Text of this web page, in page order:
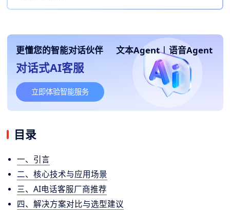
更懂您的智能对话伙伴 文本Agent | 语音Agent
对话式AI客服
立即体验智能服务
目录
一、引言
二、核心技术与应用场景
三、AI电话客服厂商推荐
四、解决方案对比与选型建议